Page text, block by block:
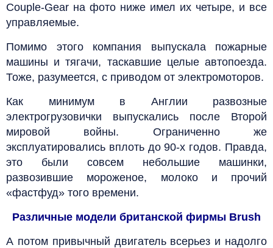
Couple-Gear на фото ниже имел их четыре, и все
управляемые.
Помимо этого компания выпускала пожарные
машины и тягачи, таскавшие целые автопоезда.
Тоже, разумеется, с приводом от электромоторов.
Как минимум в Англии развозные
электрогрузовички выпускались после Второй
мировой войны. Ограниченно же
эксплуатировались вплоть до 90-х годов. Правда,
это были совсем небольшие машинки,
развозившие мороженое, молоко и прочий
«фастфуд» того времени.
Различные модели британской фирмы Brush
А потом привычный двигатель всерьез и надолго